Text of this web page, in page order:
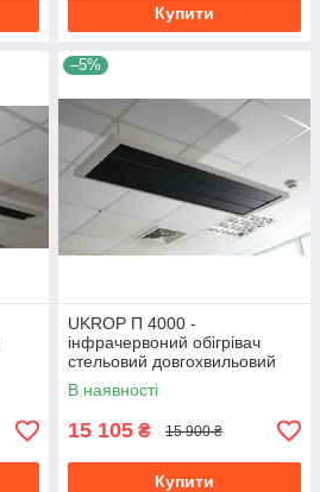
Купити
–5%
UKROP П 4000 -
інфрачервоний обігрівач
стельовий довгохвильовий
енергоефективний
В наявності
15 105 ₴ 15 900 ₴
Купити